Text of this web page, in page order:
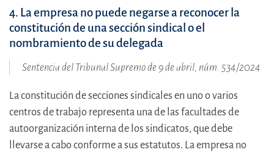
4. La empresa no puede negarse a reconocer la
constitución de una sección sindical o el
nombramiento de su delegada
Sentencia del Tribunal Supremo de 9 de abril, núm. 534/2024
La constitución de secciones sindicales en uno o varios
centros de trabajo representa una de las facultades de
autoorganización interna de los sindicatos, que debe
llevarse a cabo conforme a sus estatutos. La empresa no